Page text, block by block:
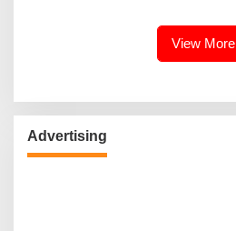
View More
Advertising